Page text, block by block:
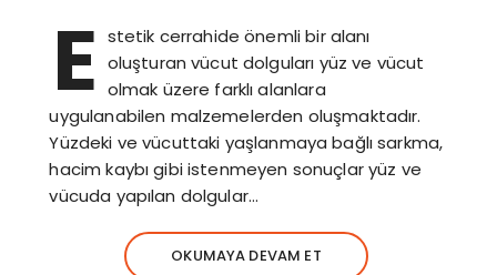
E stetik cerrahide önemli bir alanı
oluşturan vücut dolguları yüz ve vücut
olmak üzere farklı alanlara
uygulanabilen malzemelerden oluşmaktadır.
Yüzdeki ve vücuttaki yaşlanmaya bağlı sarkma,
hacim kaybı gibi istenmeyen sonuçlar yüz ve
vücuda yapılan dolgular…
OKUMAYA DEVAM ET